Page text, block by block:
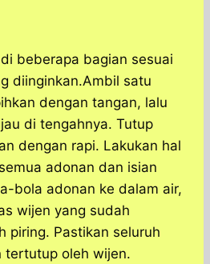
beberapa bagian sesuai
diinginkan.Ambil satu
dengan tangan, lalu
di tengahnya. Tutup
dengan rapi. Lakukan hal
adonan dan isian
bola adonan ke dalam air,
wijen yang sudah
piring. Pastikan seluruh
tertutup oleh wijen.